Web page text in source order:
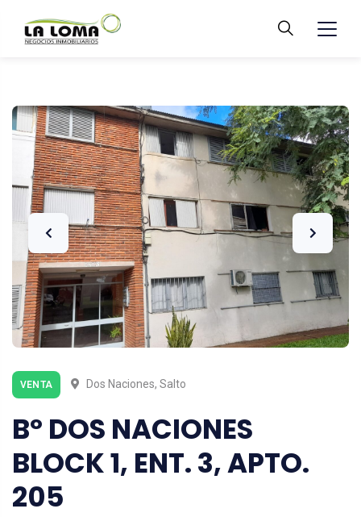
VENTA Dos Naciones, Salto
Bº DOS NACIONES
BLOCK 1, ENT. 3, APTO.
205